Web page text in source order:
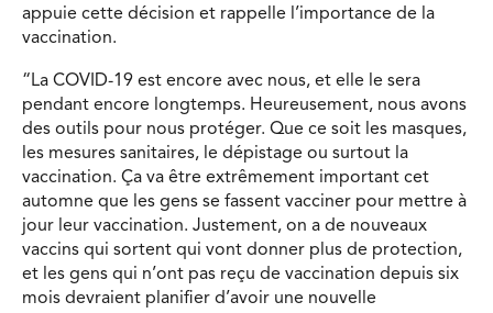
appuie cette décision et rappelle l’importance de la
vaccination.
“La COVID-19 est encore avec nous, et elle le sera
pendant encore longtemps. Heureusement, nous avons
des outils pour nous protéger. Que ce soit les masques,
les mesures sanitaires, le dépistage ou surtout la
vaccination. Ça va être extrêmement important cet
automne que les gens se fassent vacciner pour mettre à
jour leur vaccination. Justement, on a de nouveaux
vaccins qui sortent qui vont donner plus de protection,
et les gens qui n’ont pas reçu de vaccination depuis six
mois devraient planifier d’avoir une nouvelle